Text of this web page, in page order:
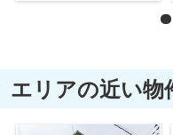
エリアの近い物